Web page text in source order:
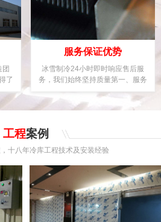
团
了
服务保证优势
冰雪制冷24小时即时响应售后服
务，我们始终坚持质量第一、服务
用户至上的理念。
工程案例
十八年冷库工程技术及安装经验